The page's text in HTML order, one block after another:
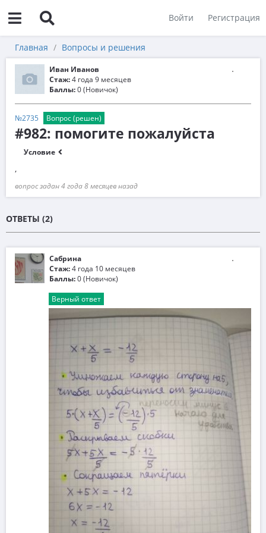
Войти Регистрация
Главная Вопросы и решения
Иван Иванов
Стаж:4 года 9 месяцев
Баллы:0 (Новичок)
№2735 Вопрос (решен)
#982: помогите пожалуйста
Условие
,
вопрос задан 4 года 8 месяцев назад
ОТВЕТЫ (2)
Сабрина
Стаж:4 года 10 месяцев
Баллы:0 (Новичок)
Верный ответ